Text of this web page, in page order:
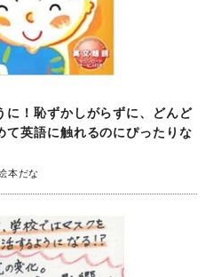
に！恥ずかしがらずに、どんど
て英語に触れるのにぴったりな
本だな